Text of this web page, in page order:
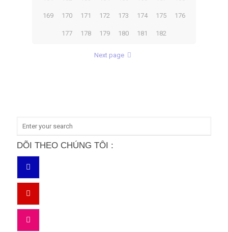
169 170 171 172 173 174 175 176
177 178 179 180 181 182
Next page
DÕI THEO CHÚNG TÔI :